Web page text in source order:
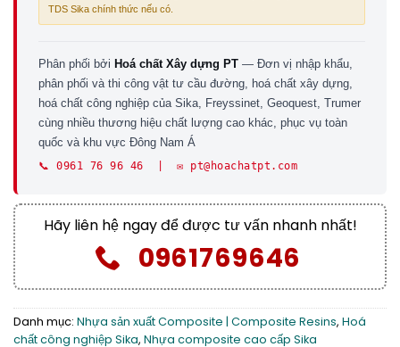
TDS Sika chính thức nếu có.
Phân phối bởi Hoá chất Xây dựng PT — Đơn vị nhập khẩu,
phân phối và thi công vật tư cầu đường, hoá chất xây dựng,
hoá chất công nghiệp của Sika, Freyssinet, Geoquest, Trumer
cùng nhiều thương hiệu chất lượng cao khác, phục vụ toàn
quốc và khu vực Đông Nam Á
📞 0961 76 96 46 | ✉️ pt@hoachatpt.com
Hãy liên hệ ngay để được tư vấn nhanh nhất!
0961769646
Danh mục: Nhựa sản xuất Composite | Composite Resins, Hoá
chất công nghiệp Sika, Nhựa composite cao cấp Sika